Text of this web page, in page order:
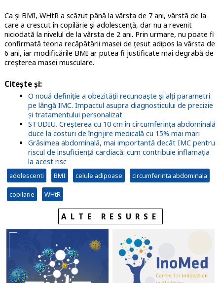
Ca şi BMI, WHtR a scăzut până la vârsta de 7 ani, vârstă de la
care a crescut în copilărie și adolescență, dar nu a revenit
niciodată la nivelul de la vârsta de 2 ani. Prin urmare, nu poate fi
confirmată teoria recăpătării masei de ţesut adipos la vârsta de
6 ani, iar modificările BMI ar putea fi justificate mai degrabă de
creşterea masei musculare.
Citeşte şi:
O nouă definiție a obezității recunoaște și alți parametri
pe lângă IMC. Impactul asupra diagnosticului de precizie
și tratamentului personalizat
STUDIU. Creșterea cu 10 cm în circumferința abdominală
duce la costuri de îngrijire medicală cu 15% mai mari
Grăsimea abdominală, mai importantă decât IMC pentru
riscul de insuficiență cardiacă: cum contribuie inflamația
la acest risc
adolescenti BMI celule adipoase circumferinta abdominala
copilarie WHtR
ALTE RESURSE